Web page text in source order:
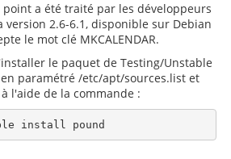
a été traité par les développeurs
version 2.6-6.1, disponible sur Debian
le mot clé MKCALENDAR.
le paquet de Testing/Unstable
paramétré /etc/apt/sources.list et
l'aide de la commande :